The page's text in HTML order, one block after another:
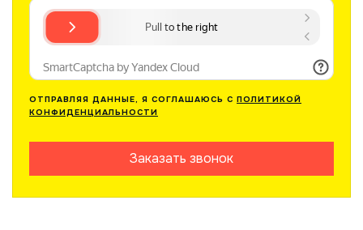
ОТПРАВЛЯЯ ДАННЫЕ, Я СОГЛАШАЮСЬ С ПОЛИТИКОЙ
КОНФИДЕНЦИАЛЬНОСТИ
Заказать звонок